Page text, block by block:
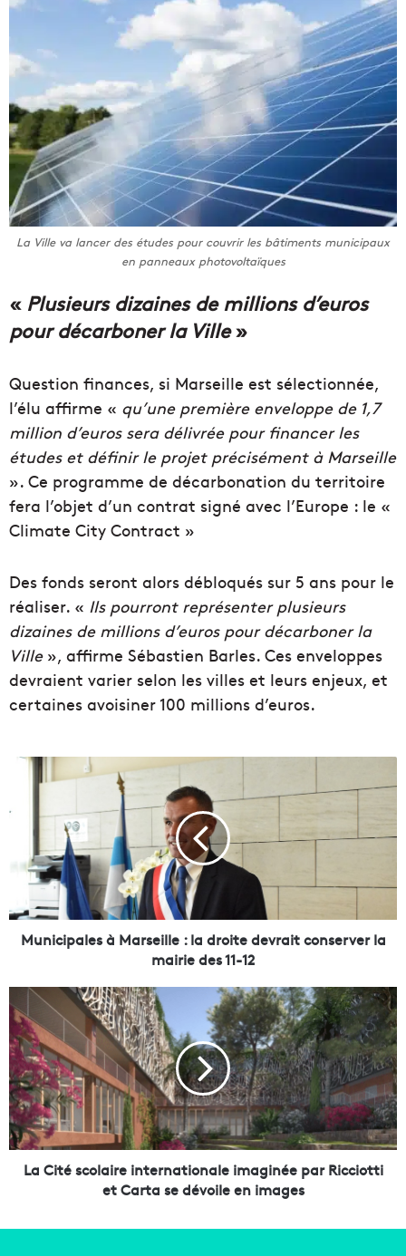
La Ville va lancer des études pour couvrir les bâtiments municipaux
en panneaux photovoltaïques
« Plusieurs dizaines de millions d’euros
pour décarboner la Ville»
Question finances, si Marseille est sélectionnée,
l’élu affirme « qu’une première enveloppe de 1,7
million d’euros sera délivrée pour financer les
études et définir le projet précisément à Marseille
». Ce programme de décarbonation du territoire
fera l’objet d’un contrat signé avec l’Europe : le «
Climate City Contract »
Des fonds seront alors débloqués sur 5 ans pour le
réaliser. « Ils pourront représenter plusieurs
dizaines de millions d’euros pour décarboner la
Ville», affirme Sébastien Barles. Ces enveloppes
devraient varier selon les villes et leurs enjeux, et
certaines avoisiner 100 millions d’euros.
l
a
r
s
e
i
l
l
e
Municipales à Marseille : la droite devrait conserver la
mairie des 11-12
a
C
i
t
é
s
c
o
r
La Cité scolaire internationale imaginée par Ricciotti
et Carta se dévoile en images